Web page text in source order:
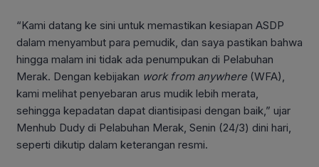
“Kami datang ke sini untuk memastikan kesiapan ASDP
dalam menyambut para pemudik, dan saya pastikan bahwa
hingga malam ini tidak ada penumpukan di Pelabuhan
Merak. Dengan kebijakan work from anywhere(WFA),
kami melihat penyebaran arus mudik lebih merata,
sehingga kepadatan dapat diantisipasi dengan baik,” ujar
Menhub Dudy di Pelabuhan Merak, Senin (24/3) dini hari,
seperti dikutip dalam keterangan resmi.